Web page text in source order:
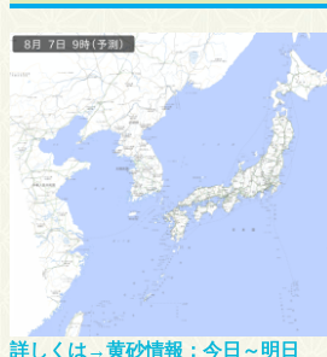
詳しくは→黄砂情報：今日～明日